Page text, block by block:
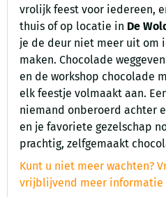
vrolijk feest voor iedereen,
thuis of op locatie in De
je de deur niet meer uit om
maken. Chocolade
en de workshop chocolade
elk feestje volmaakt aan.
niemand onberoerd achter
en je favoriete gezelschap
prachtig, zelfgemaakt
Kunt u niet meer wachten?
vrijblijvend meer informatie